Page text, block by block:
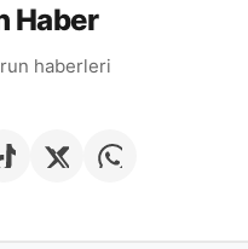
Haber
haberleri